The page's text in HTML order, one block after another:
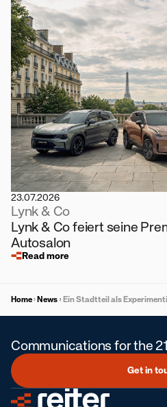
23.07.2026
Lynk & Co
Lynk & Co feiert seine
Autosalon
Read more
Home News
Communications for the
Get in